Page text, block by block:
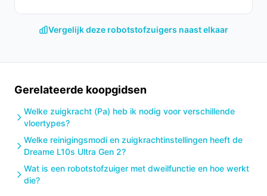
Vergelijk deze robotstofzuigers naast elkaar
Gerelateerde koopgidsen
Welke zuigkracht (Pa) heb ik nodig voor verschillende
vloertypes?
Welke reinigingsmodi en zuigkrachtinstellingen heeft de
Dreame L10s Ultra Gen 2?
Wat is een robotstofzuiger met dweilfunctie en hoe werkt
die?